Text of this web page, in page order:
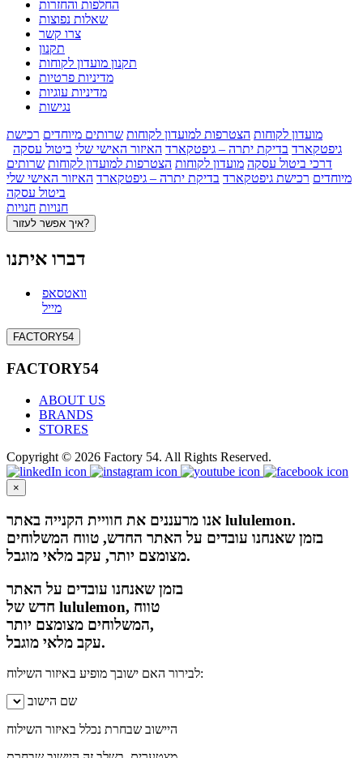
החלפות והחזרות
שאלות נפוצות
צרו קשר
תקנון
תקנון מועדון לקוחות
מדיניות פרטיות
מדיניות עוגיות
נגישות
מועדון לקוחות הצטרפות למועדון לקוחות שרותים מיוחדים רכישת
גיפטקארד בדיקת יתרה – גיפטקארד האיזור האישי שלי ביטול עסקה
דרכי ביטול עסקה מועדון לקוחות הצטרפות למועדון לקוחות שרותים
מיוחדים רכישת גיפטקארד בדיקת יתרה – גיפטקארד האיזור האישי שלי
ביטול עסקה
חנויות חנויות
איך אפשר לעזור?
דברו איתנו
וואטסאפ
מייל
FACTORY54
FACTORY54
ABOUT US
BRANDS
STORES
Copyright © 2026 Factory 54. All Rights Reserved.
×
אנו מרעננים את חוויית הקנייה באתר lululemon.
בזמן שאנחנו עובדים על האתר החדש, טווח המשלוחים
מצומצם יותר, עקב מלאי מוגבל.
בזמן שאנחנו עובדים על האתר
חדש של lululemon, טווח
המשלוחים מצומצם יותר,
עקב מלאי מוגבל.
לבירור האם ישובך מופיע באיזור השילוח:
שם הישוב
היישוב שבחרת נכלל באיזור השילוח